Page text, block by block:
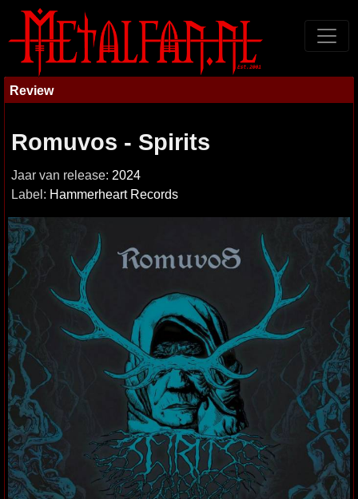
Review
Romuvos - Spirits
Jaar van release: 2024
Label: Hammerheart Records